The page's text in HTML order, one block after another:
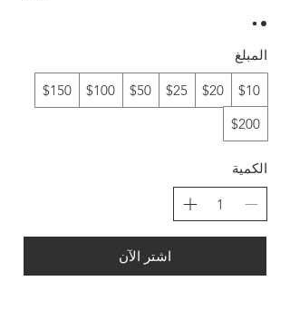
المبلغ
$10
$20
$25
$50
$100
$150
$200
الكمية
اشتر الآن